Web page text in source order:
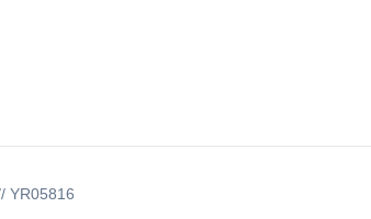
YR05816